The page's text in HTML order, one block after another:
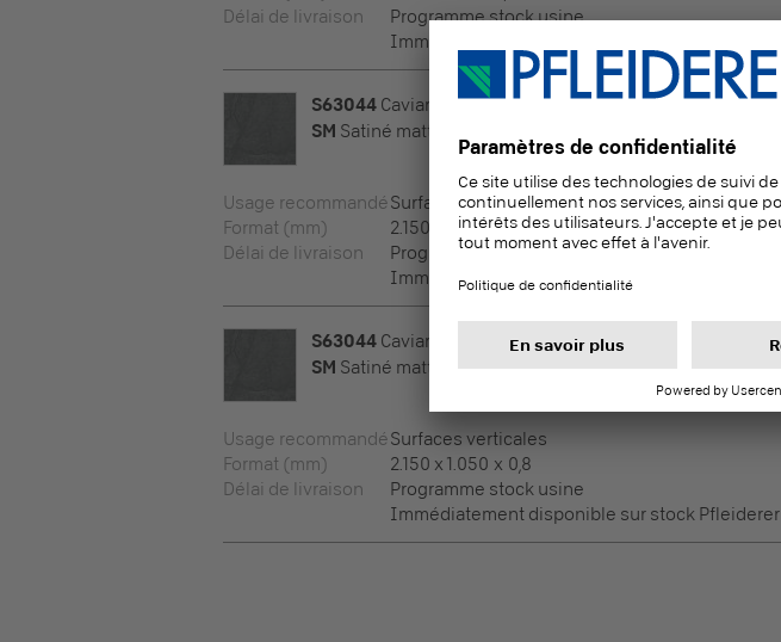
Délai de livraison
Programme stock usine
Immédiatement disponible sur stock Pfleiderer
S63044 Caviar Noir
SM Satiné matt
Usage recommandéSurfaces verticales
Format (mm)
2.150 x 950 x 0,8
Délai de livraison
Programme stock usine
Immédiatement disponible sur stock Pfleiderer
S63044 Caviar Noir
SM Satiné matt
Usage recommandéSurfaces verticales
Format (mm)
2.150 x 1.050 x 0,8
Délai de livraison
Programme stock usine
Immédiatement disponible sur stock Pfleiderer